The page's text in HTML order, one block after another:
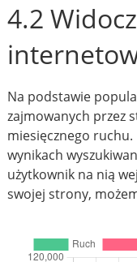
4.2
Na podstawie
zajmowanych przez
miesięcznego
wynikach
użytkownik na nią
swojej strony,